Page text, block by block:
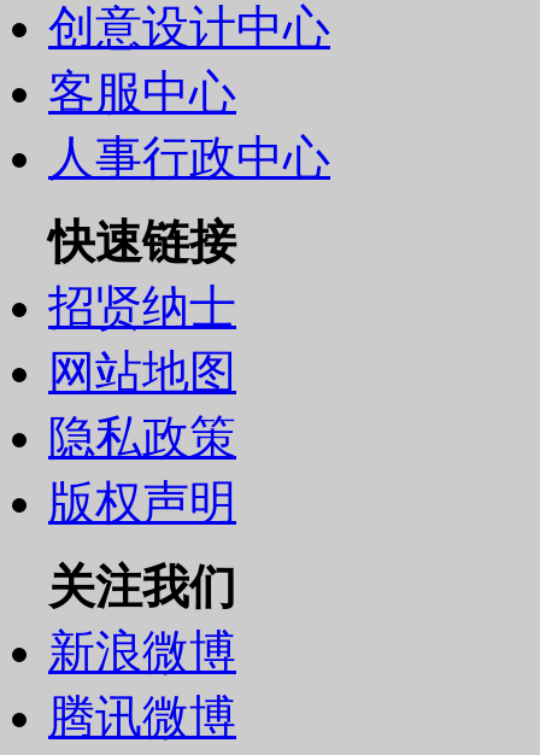
创意设计中心
客服中心
人事行政中心
快速链接
招贤纳士
网站地图
隐私政策
版权声明
关注我们
新浪微博
腾讯微博